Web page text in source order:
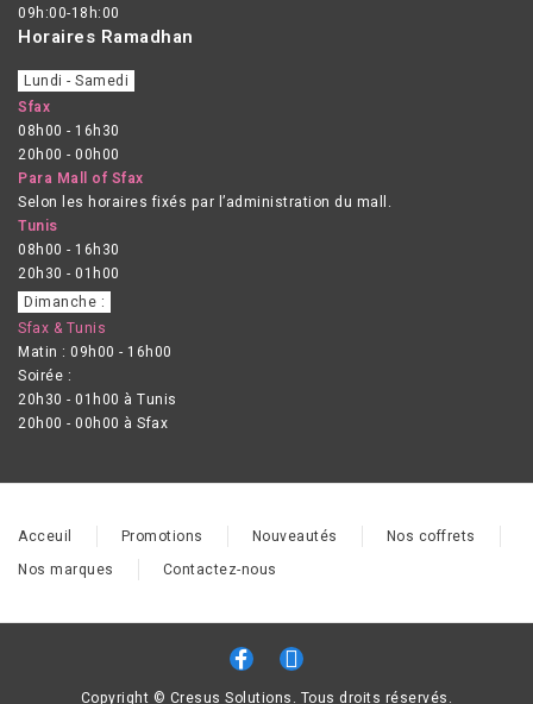
09h:00-18h:00
Horaires Ramadhan
Lundi - Samedi
Sfax
08h00 - 16h30
20h00 - 00h00
Para Mall of Sfax
Selon les horaires fixés par l’administration du mall.
Tunis
08h00 - 16h30
20h30 - 01h00
Dimanche :
Sfax & Tunis
Matin : 09h00 - 16h00
Soirée :
20h30 - 01h00 à Tunis
20h00 - 00h00 à Sfax
Acceuil Promotions Nouveautés
Nos coffrets
Nos marques
Contactez-nous
Copyright © Cresus Solutions. Tous droits réservés.